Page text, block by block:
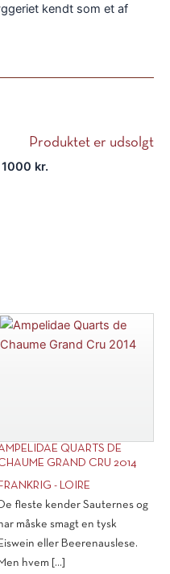
kendt som et af
Produktet er udsolgt
kr.
QUARTS DE
GRAND CRU 2014
FRANKRIG - LOIRE
De fleste kender Sauternes og
har måske smagt en tysk
Eiswein eller Beerenauslese.
Men hvem [...]